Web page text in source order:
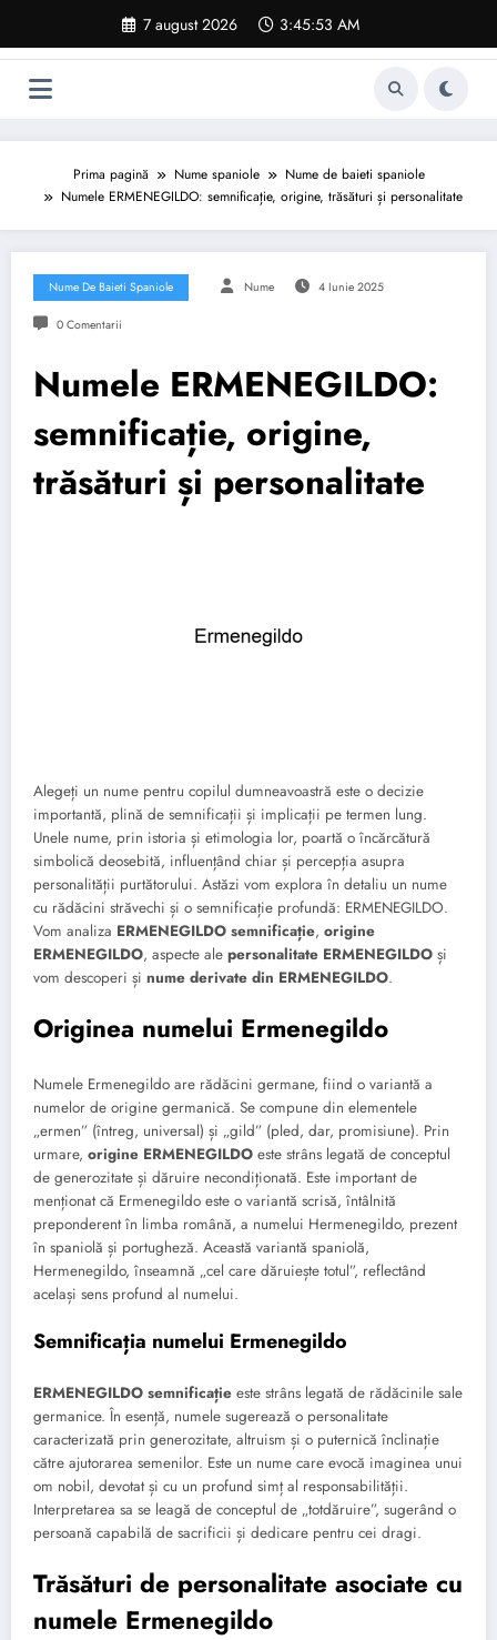
conținut
7 august 2026 3:45:54 AM
Prima pagină Nume spaniole
Nume de baieti spaniole
Numele ERMENEGILDO: semnificație, origine, trăsături și personalitate
Nume De Baieti Spaniole Nume 4 Iunie 2025
0 Comentarii
Numele ERMENEGILDO:
semnificație, origine,
trăsături și personalitate
Alegeți un nume pentru copilul dumneavoastră este o decizie
importantă, plină de semnificații și implicații pe termen lung.
Unele nume, prin istoria și etimologia lor, poartă o încărcătură
simbolică deosebită, influențând chiar și percepția asupra
personalității purtătorului. Astăzi vom explora în detaliu un nume
cu rădăcini străvechi și o semnificație profundă: ERMENEGILDO.
Vom analiza ERMENEGILDO semnificație, origine
ERMENEGILDO, aspecte ale personalitate ERMENEGILDO și
vom descoperi și nume derivate din ERMENEGILDO.
Originea numelui Ermenegildo
Numele Ermenegildo are rădăcini germane, fiind o variantă a
numelor de origine germanică. Se compune din elementele
„ermen” (întreg, universal) și „gild” (pled, dar, promisiune). Prin
urmare, origine ERMENEGILDO este strâns legată de conceptul
de generozitate și dăruire necondiționată. Este important de
menționat că Ermenegildo este o variantă scrisă, întâlnită
preponderent în limba română, a numelui Hermenegildo, prezent
în spaniolă și portugheză. Această variantă spaniolă,
Hermenegildo, înseamnă „cel care dăruiește totul”, reflectând
același sens profund al numelui.
Semnificația numelui Ermenegildo
ERMENEGILDO semnificație este strâns legată de rădăcinile sale
germanice. În esență, numele sugerează o personalitate
caracterizată prin generozitate, altruism și o puternică înclinație
către ajutorarea semenilor. Este un nume care evocă imaginea unui
om nobil, devotat și cu un profund simț al responsabilității.
Interpretarea sa se leagă de conceptul de „totdăruire”, sugerând o
persoană capabilă de sacrificii și dedicare pentru cei dragi.
Trăsături de personalitate asociate cu
numele Ermenegildo